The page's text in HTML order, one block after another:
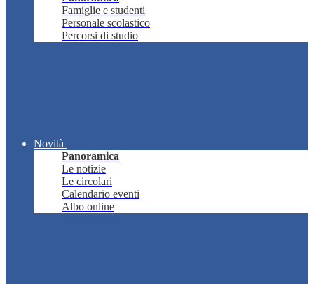
Famiglie e studenti
Personale scolastico
Percorsi di studio
Novità
Panoramica
Le notizie
Le circolari
Calendario eventi
Albo online